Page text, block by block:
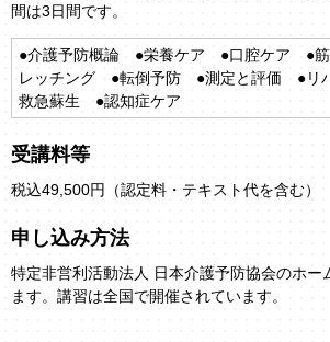
間は3日間です。
●介護予防概論 ●栄養ケア ●口腔ケア ●
レッチング ●転倒予防 ●測定と評価 ●リ
救急蘇生 ●認知症ケア
受講料等
税込49,500円（認定料・テキスト代を含む）
申し込み方法
特定非営利活動法人 日本介護予防協会のホー
ます。講習は全国で開催されています。